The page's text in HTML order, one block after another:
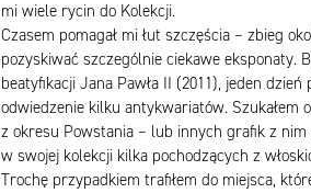
mi wiele rycin do Kolekcji.
Czasem pomagał mi łut szczęścia – zbieg
pozyskiwać szczególnie ciekawe eksponaty.
beatyfikacji Jana Pawła II (2011), jeden dzień
odwiedzenie kilku antykwariatów. Szukałem
z okresu Powstania – lub innych grafik z nim
w swojej kolekcji kilka pochodzących z
Trochę przypadkiem trafiłem do miejsca,